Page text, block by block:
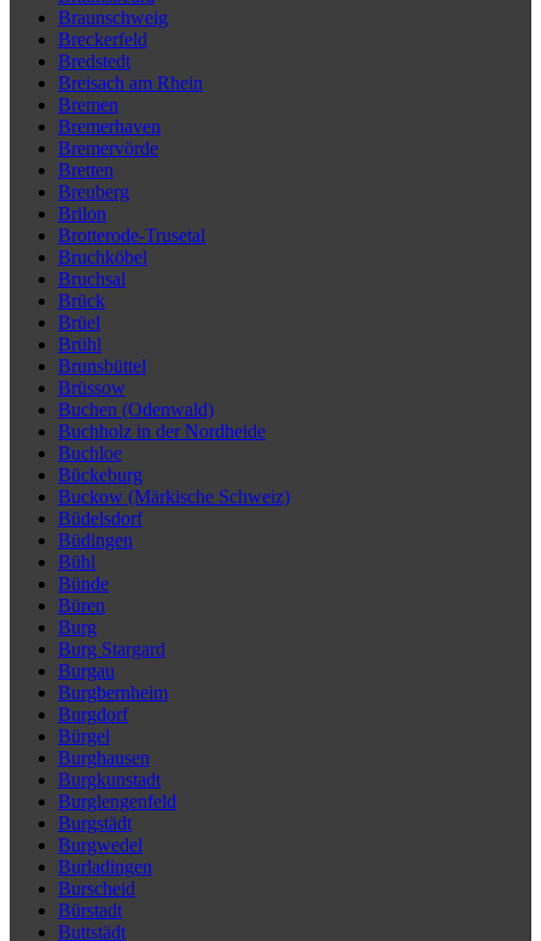
Braunschweig
Breckerfeld
Bredstedt
Breisach am Rhein
Bremen
Bremerhaven
Bremervörde
Bretten
Breuberg
Brilon
Brotterode-Trusetal
Bruchköbel
Bruchsal
Brück
Brüel
Brühl
Brunsbüttel
Brüssow
Buchen (Odenwald)
Buchholz in der Nordheide
Buchloe
Bückeburg
Buckow (Märkische Schweiz)
Büdelsdorf
Büdingen
Bühl
Bünde
Büren
Burg
Burg Stargard
Burgau
Burgbernheim
Burgdorf
Bürgel
Burghausen
Burgkunstadt
Burglengenfeld
Burgstädt
Burgwedel
Burladingen
Burscheid
Bürstadt
Buttstädt